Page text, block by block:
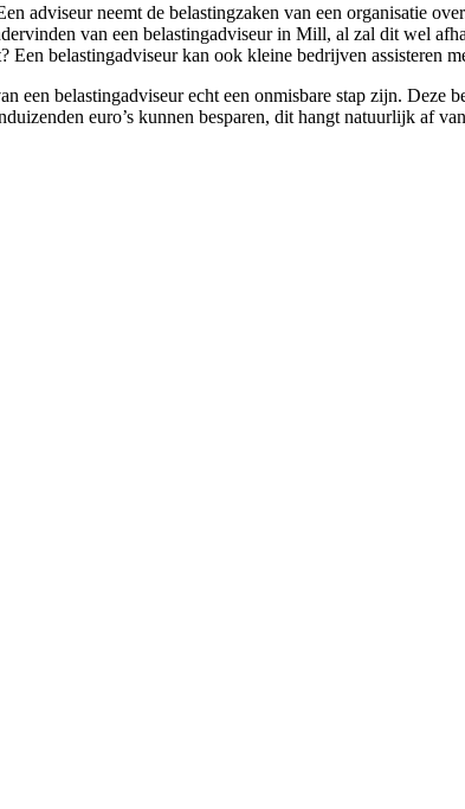
adviseur neemt de belastingzaken van een organisatie
van een belastingadviseur in Mill, al zal dit wel
belastingadviseur kan ook kleine bedrijven assisteren
een belastingadviseur echt een onmisbare stap zijn. Deze
euro’s kunnen besparen, dit hangt natuurlijk af